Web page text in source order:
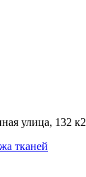
улица, 132 к2